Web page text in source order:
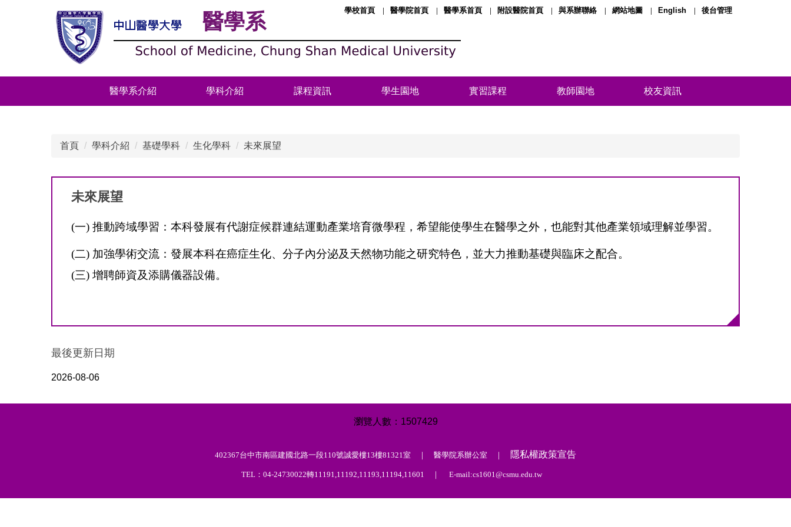
容
醫學系 學校首頁 醫學院首頁 醫學系首頁 附設醫院首頁 與系辦聯絡 網站地圖 English 後台管理
醫學系介紹 學科介紹 課程資訊 學生園地 實習課程 教師園地 校友資訊
首頁 學科介紹 基礎學科 生化學科 未來展望
未來展望
(一) 推動跨域學習：本科發展有代謝症候群連結運動產業培育微學程，希望能使學生在醫學之外，也能對其他產業領域理解並學習。
(二) 加強學術交流：發展本科在癌症生化、分子內分泌及天然物功能之研究特色，並大力推動基礎與臨床之配合。
(三) 增聘師資及添購儀器設備。
最後更新日期
2026-08-06
1507429
402367台中市南區建國北路一段110號誠愛樓13樓81321室 ｜ 醫學院系辦公室 ｜ 隱私權政策宣告
TEL：04-24730022轉11191,11192,11193,11194,11601 ｜ E-mail:cs1601@csmu.edu.tw